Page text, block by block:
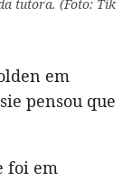
tutora. (Foto: Tik
em
pensou que
foi em